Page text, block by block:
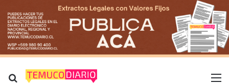
Buscar por